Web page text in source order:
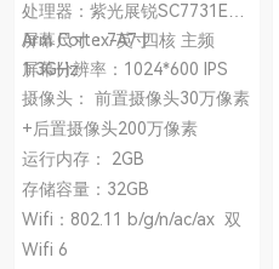
处理器：紫光展锐SC7731E
Arm Cortex-A7 四核 主频
1.3GHz
屏幕尺寸：7英寸
屏幕分辨率：1024*600 IPS
摄像头： 前置摄像头30万像素
+后置摄像头200万像素
运行内存： 2GB
存储容量：32GB
Wifi：802.11 b/g/n/ac/ax 双
Wifi 6